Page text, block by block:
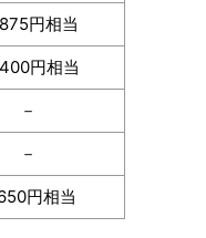
円相当
円相当
－
－
円相当